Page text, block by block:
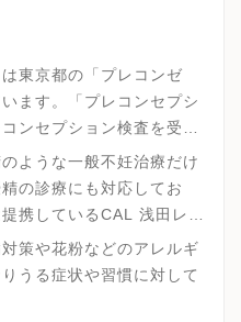
東京都の「プレコンゼ
ます。「プレコンセプシ
ンセプション検査を受け
しっかりと知っていきま
ような一般不妊治療だけ
の診療にも対応してお
携しているCAL 浅田レデ
水準の治療を受診後、妊
施しています。
策や花粉などのアレルギ
うる症状や習慣に対して